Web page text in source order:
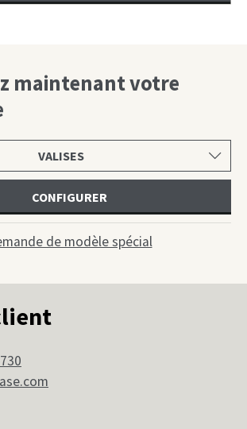
maintenant votre
CONFIGURER
de modèle spécial